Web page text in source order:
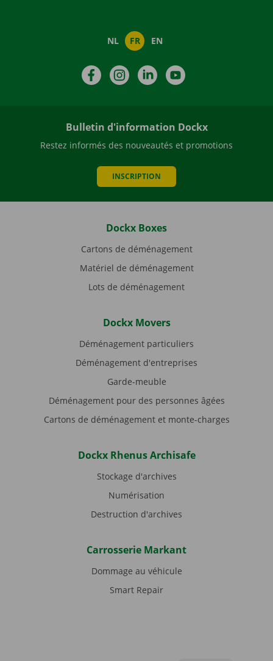
NL FR EN
FacebookInstagramLinkedIn
Bulletin d'information Dockx
Restez informés des nouveautés et promotions
INSCRIPTION
Dockx Boxes
Cartons de déménagement
Matériel de déménagement
Lots de déménagement
Dockx Movers
Déménagement particuliers
Déménagement d'entreprises
Garde-meuble
Déménagement pour des personnes âgées
Cartons de déménagement et monte-charges
Dockx Rhenus Archisafe
Stockage d'archives
Numérisation
Destruction d'archives
Carrosserie Markant
Dommage au véhicule
Smart Repair